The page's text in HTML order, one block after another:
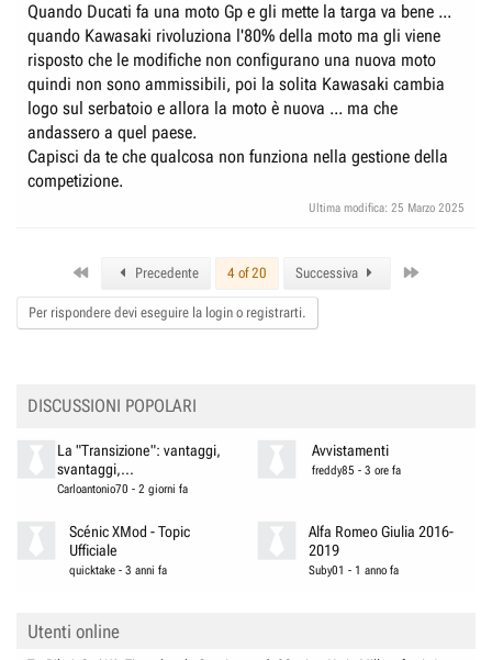
Quando Ducati fa una moto Gp e gli mette la targa va bene ...
quando Kawasaki rivoluziona l'80% della moto ma gli viene
risposto che le modifiche non configurano una nuova moto
quindi non sono ammissibili, poi la solita Kawasaki cambia
logo sul serbatoio e allora la moto è nuova ... ma che
andassero a quel paese.
Capisci da te che qualcosa non funziona nella gestione della
competizione.
Ultima modifica: 25 Marzo 2025
Precedente 4 of 20 Successiva
Per rispondere devi eseguire la login o registrarti.
DISCUSSIONI POPOLARI
La "Transizione": vantaggi,
svantaggi,...
Carloantonio70 - 2 giorni fa
Avvistamenti
freddy85 - 3 ore fa
Scénic XMod - Topic
Ufficiale
quicktake -3 anni fa
Alfa Romeo Giulia 2016-
2019
Suby01 - 1 anno fa
Utenti online